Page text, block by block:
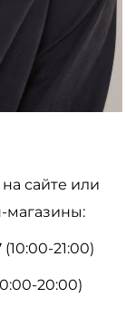
сайте или
магазины:
21:00)
20:00)